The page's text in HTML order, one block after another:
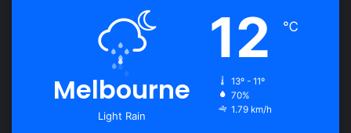
Melbourne
Light Rain
12 ℃
13º - 11º
70%
1.79 km/h